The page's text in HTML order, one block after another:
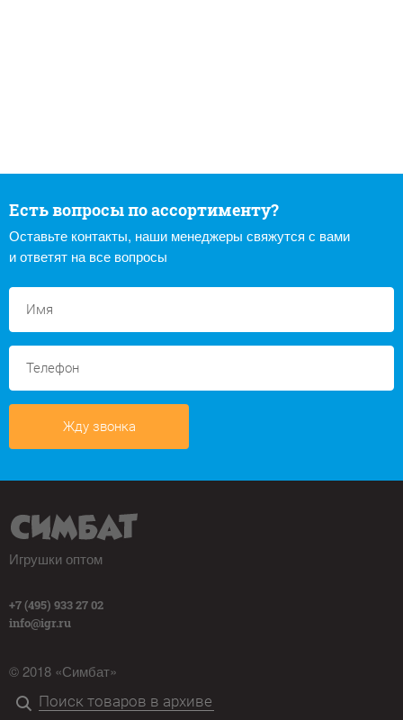
Есть вопросы по ассортименту?
Оставьте контакты, наши менеджеры свяжутся с вами
и ответят на все вопросы
Жду звонка
Игрушки оптом
+7 (495) 933 27 02
info@igr.ru
© 2018 «Симбат»